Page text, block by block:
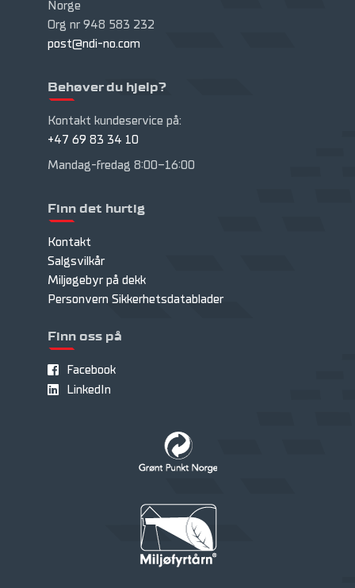
Norge
Org nr 948 583 232
post@ndi-no.com
Behøver du hjelp?
Kontakt kundeservice på:
+47 69 83 34 10
Mandag-fredag 8:00-16:00
Finn det hurtig
Kontakt
Salgsvilkår
Miljøgebyr på dekk
Personvern Sikkerhetsdatablader
Finn oss på
Facebook
LinkedIn